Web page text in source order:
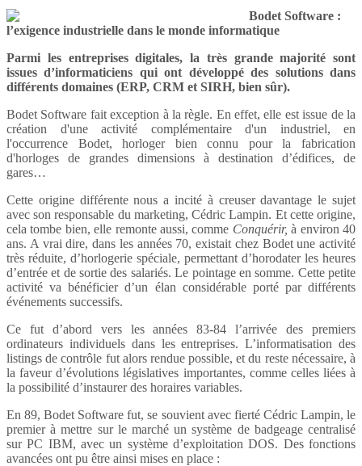
Bodet Software :
l’exigence industrielle dans le monde informatique
Parmi les entreprises digitales, la très grande majorité sont
issues d’informaticiens qui ont développé des solutions dans
différents domaines (ERP, CRM et SIRH, bien sûr).
Bodet Software fait exception à la règle. En effet, elle est issue de la
création d'une activité complémentaire d'un industriel, en
l'occurrence Bodet, horloger bien connu pour la fabrication
d'horloges de grandes dimensions à destination d’édifices, de
gares…
Cette origine différente nous a incité à creuser davantage le sujet
avec son responsable du marketing, Cédric Lampin. Et cette origine,
cela tombe bien, elle remonte aussi, comme Conquérir, à environ 40
ans. A vrai dire, dans les années 70, existait chez Bodet une activité
très réduite, d’horlogerie spéciale, permettant d’horodater les heures
d’entrée et de sortie des salariés. Le pointage en somme. Cette petite
activité va bénéficier d’un élan considérable porté par différents
événements successifs.
Ce fut d’abord vers les années 83-84 l’arrivée des premiers
ordinateurs individuels dans les entreprises. L’informatisation des
listings de contrôle fut alors rendue possible, et du reste nécessaire, à
la faveur d’évolutions législatives importantes, comme celles liées à
la possibilité d’instaurer des horaires variables.
En 89, Bodet Software fut, se souvient avec fierté Cédric Lampin, le
premier à mettre sur le marché un système de badgeage centralisé
sur PC IBM, avec un système d’exploitation DOS. Des fonctions
avancées ont pu être ainsi mises en place :